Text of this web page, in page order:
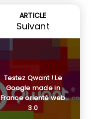
ARTICLE
Suivant
Testez Qwant ! Le
Google made in
France orienté web
3.0